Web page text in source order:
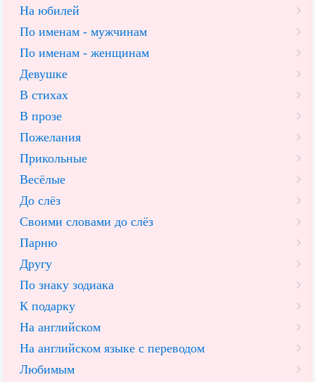
На юбилей
По именам - мужчинам
По именам - женщинам
Девушке
В стихах
В прозе
Пожелания
Прикольные
Весёлые
До слёз
Своими словами до слёз
Парню
Другу
По знаку зодиака
К подарку
На английском
На английском языке с переводом
Любимым